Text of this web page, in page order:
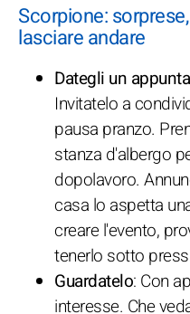
Scorpione:
lasciare andare
Dategli un
Invitatelo a
pausa pranzo.
stanza d'albergo
dopolavoro.
casa lo aspetta
creare l'evento,
tenerlo sotto
Guardatelo: Con
interesse. Che